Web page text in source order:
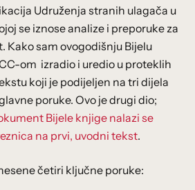
Udruženja stranih ulagača u
se iznose analize i preporuke za
Kako sam ovogodišnju Bijelu
om izradio i uredio u proteklih
koji je podijeljen na tri dijela
poruke. Ovo je drugi dio;
Bijele knjige nalazi se
na prvi, uvodni tekst.
četiri ključne poruke: